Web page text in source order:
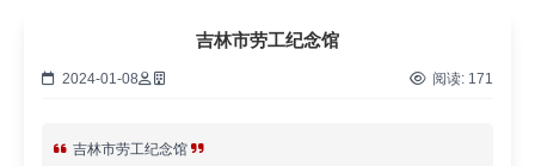
· 干部培训告别形式主义 3大西柏坡教法…
吉林市劳工纪念馆
2024-01-08 阅读: 171
吉林市劳工纪念馆